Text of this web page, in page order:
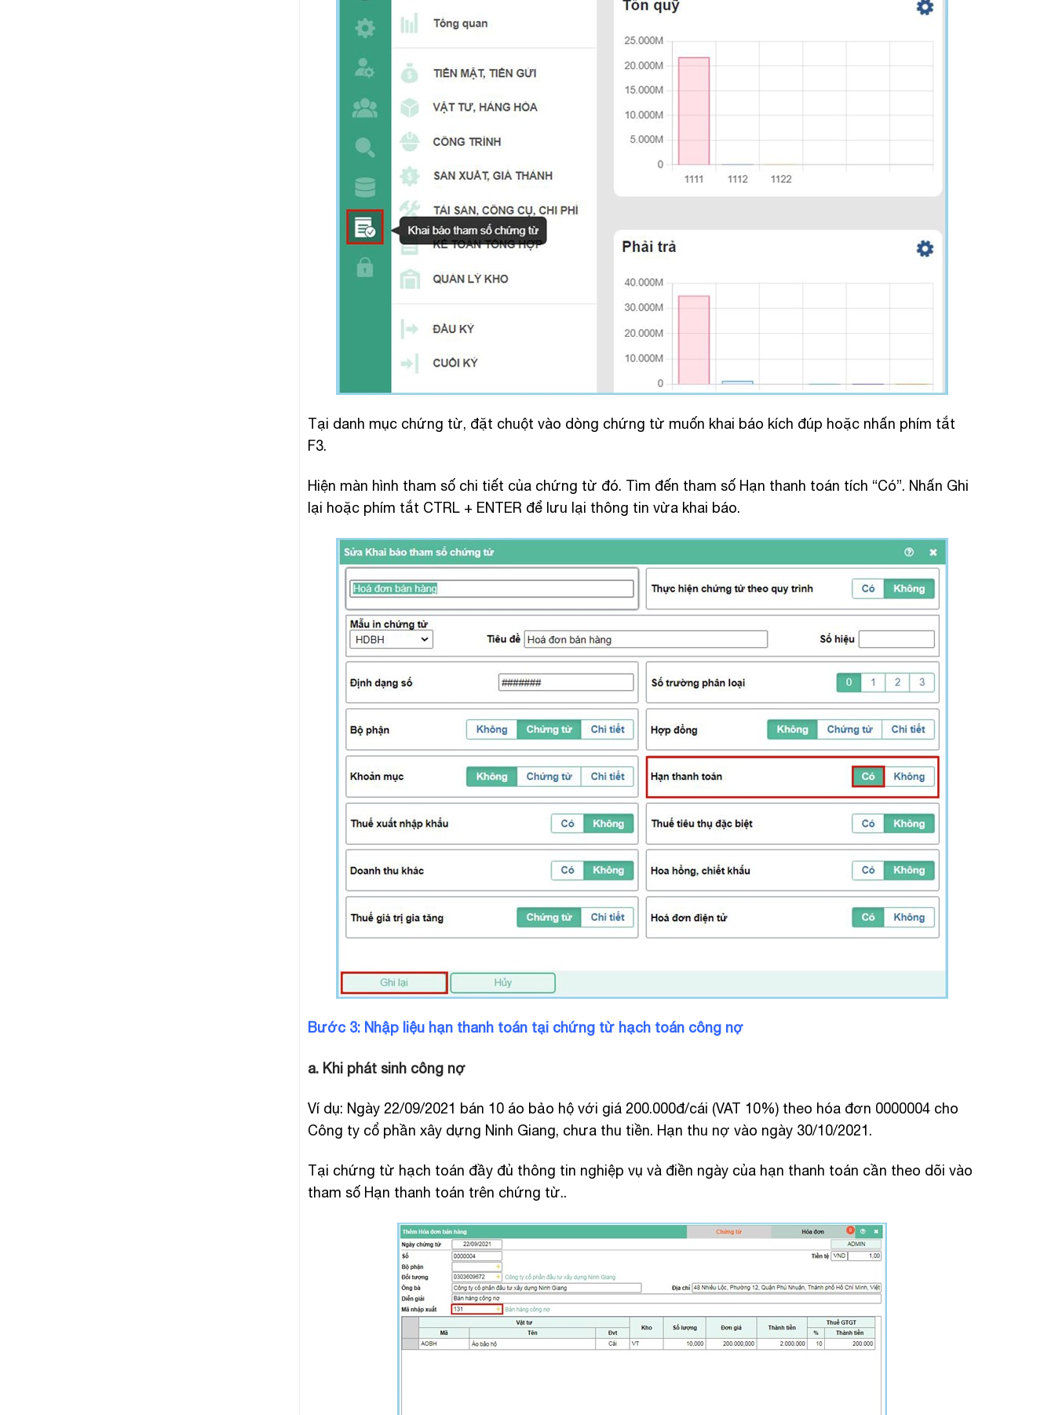
Tại danh mục chứng từ, đặt chuột vào dòng chứng từ muốn khai báo kích đúp hoặc nhấn phím tắt
F3.
Hiện màn hình tham số chi tiết của chứng từ đó. Tìm đến tham số Hạn thanh toán tích “Có”. Nhấn Ghi
lại hoặc phím tắt CTRL + ENTER để lưu lại thông tin vừa khai báo.
Bước 3: Nhập liệu hạn thanh toán tại chứng từ hạch toán công nợ
a. Khi phát sinh công nợ
Ví dụ: Ngày 22/09/2021 bán 10 áo bảo hộ với giá 200.000đ/cái (VAT 10%) theo hóa đơn 0000004 cho
Công ty cổ phần xây dựng Ninh Giang, chưa thu tiền. Hạn thu nợ vào ngày 30/10/2021.
Tại chứng từ hạch toán đầy đủ thông tin nghiệp vụ và điền ngày của hạn thanh toán cần theo dõi vào
tham số Hạn thanh toán trên chứng từ..